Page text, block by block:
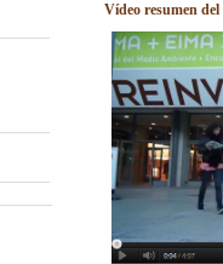
Vídeo resumen